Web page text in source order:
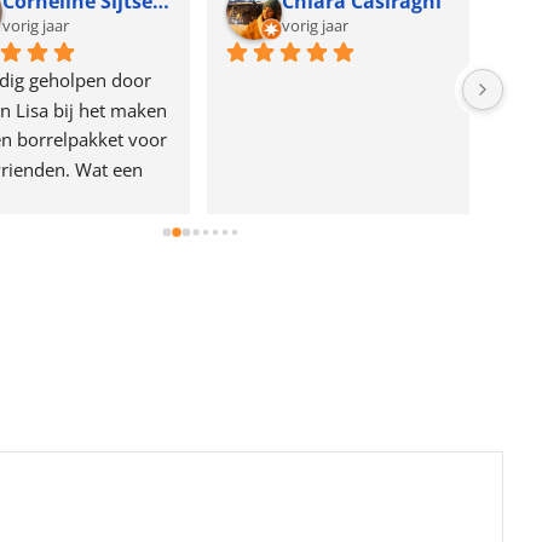
vorig jaar
geholpen door
Lisa bij het maken
borrelpakket voor
Wat een
vorig jaar